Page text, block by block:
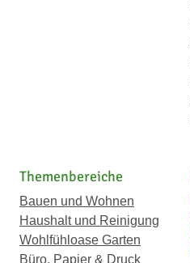
Themenbereiche
Bauen und Wohnen
Haushalt und Reinigung
Wohlfühloase Garten
Büro, Papier & Druck